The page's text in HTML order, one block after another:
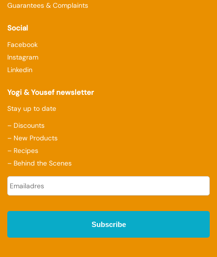
Guarantees & Complaints
Social
Facebook
Instagram
Linkedin
Yogi & Yousef newsletter
Stay up to date
– Discounts
– New Products
– Recipes
– Behind the Scenes
E
-
m
i